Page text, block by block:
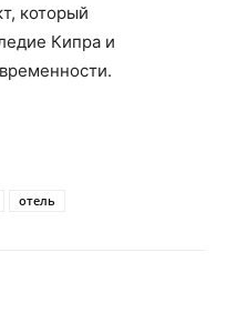
который
Кипра и
отель